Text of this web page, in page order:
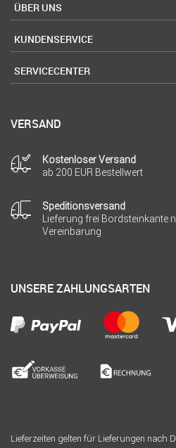
ÜBER UNS
KUNDENSERVICE
SERVICECENTER
VERSAND
Kostenloser Versand
ab 200 EUR Bestellwert
Speditionsversand
Lieferung frei Bordsteinkante
Vereinbarung
UNSERE ZAHLUNGSARTEN
Lieferzeiten gelten für Lieferungen nach